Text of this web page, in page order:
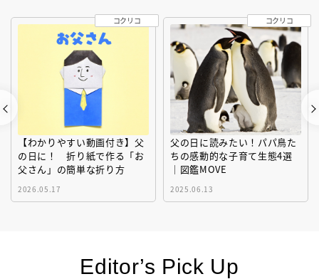
【わかりやすい動画付き】父
の日に！ 折り紙で作る「お
父さん」の簡単な折り方
2026.05.17
コクリコ
父の日に読みたい！パパ鳥た
ちの感動的な子育て生態4選
｜図鑑MOVE
2025.06.13
コクリコ
Editor’s Pick Up